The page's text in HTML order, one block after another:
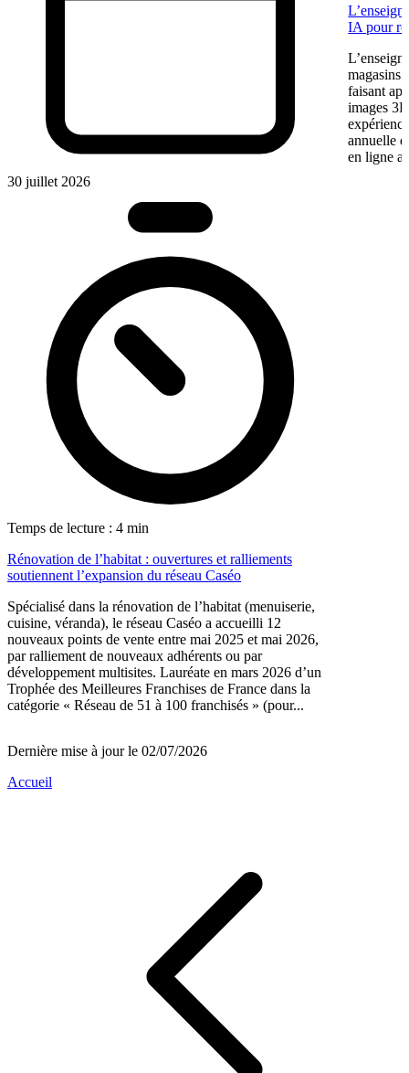
30 juillet 2026
Temps de lecture : 4 min
Rénovation de l’habitat : ouvertures et ralliements
soutiennent l’expansion du réseau Caséo
Spécialisé dans la rénovation de l’habitat (menuiserie,
cuisine, véranda), le réseau Caséo a accueilli 12
nouveaux points de vente entre mai 2025 et mai 2026,
par ralliement de nouveaux adhérents ou par
développement multisites. Lauréate en mars 2026 d’un
Trophée des Meilleures Franchises de France dans la
catégorie « Réseau de 51 à 100 franchisés » (pour...
IA pour
magasins
faisant
images
annuelle
en ligne
Dernière mise à jour le 02/07/2026
Accueil